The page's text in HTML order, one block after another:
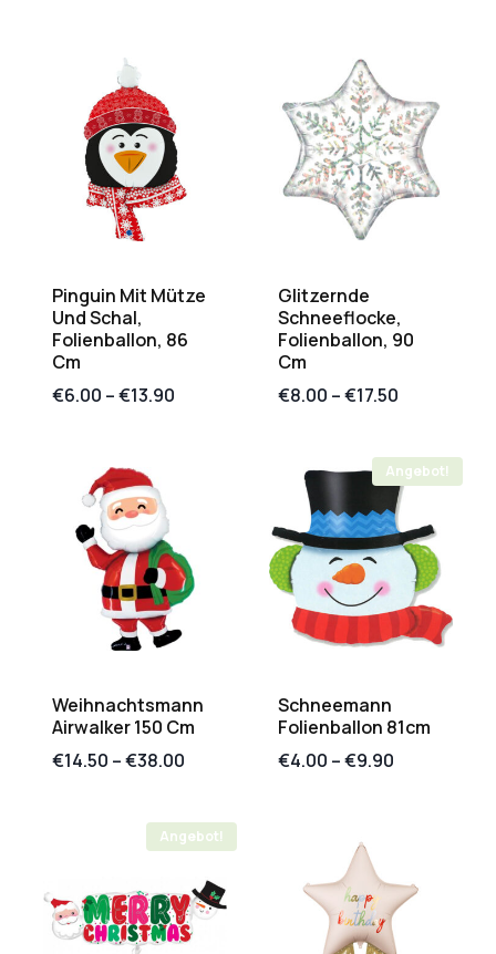
Pinguin Mit Mütze
Und Schal,
Folienballon, 86
Cm
€6.00 –€13.90
Glitzernde
Schneeflocke,
Folienballon, 90
Cm
€8.00 –€17.50
Weihnachtsmann
Airwalker 150 Cm
€14.50 –€38.00
Angebot!
Schneemann
Folienballon 81cm
€4.00 –€9.90
Angebot!